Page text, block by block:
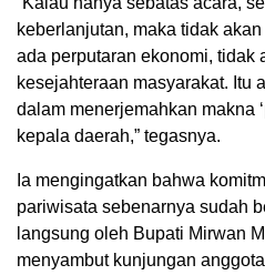
keberlanjutan, maka tidak
ada perputaran ekonomi, tidak
kesejahteraan masyarakat. Itu
dalam menerjemahkan makna
kepala daerah,” tegasnya.
Ia mengingatkan bahwa
pariwisata sebenarnya sudah
langsung oleh Bupati Mirwan
menyambut kunjungan